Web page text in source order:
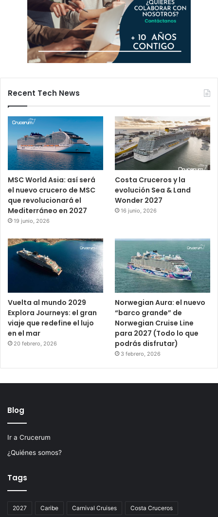
Recent Tech News
MSC World Asia: así será
el nuevo crucero de MSC
que revolucionará el
Mediterráneo en 2027
19 junio, 2026
Costa Cruceros y la
evolución Sea & Land
Wonder 2027
16 junio, 2026
Vuelta al mundo 2029
Explora Journeys: el gran
viaje que redefine el lujo
en el mar
20 febrero, 2026
Norwegian Aura: el nuevo
“barco grande” de
Norwegian Cruise Line
para 2027 (Todo lo que
podrás disfrutar)
3 febrero, 2026
Blog
Ir a Crucerum
¿Quiénes somos?
Tags
2027 Caribe Carnival Cruises Costa Cruceros